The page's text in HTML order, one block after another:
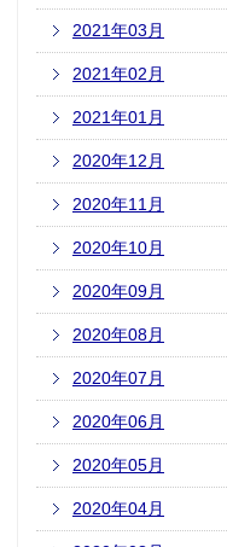
2021年03月
2021年02月
2021年01月
2020年12月
2020年11月
2020年10月
2020年09月
2020年08月
2020年07月
2020年06月
2020年05月
2020年04月